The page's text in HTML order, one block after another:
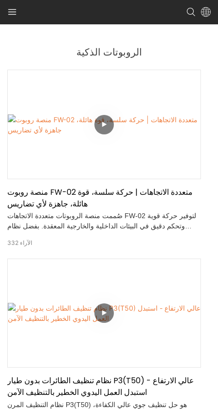
الروبوتات الذكية
منصة روبوت FW-02 متعددة الاتجاهات | حركة سلسة، قوة
هائلة، جاهزة لأي تضاريس
صُممت منصة الروبوتات متعددة الاتجاهات FW-02 لتوفير حركة قوية
وتحكم دقيق في البيئات الداخلية والخارجية المعقدة. بفضل نظام
سلسة، وانتقالات قطرية، ودوران ثابت في الموقع. بفضل قوتها
الدافعة القوية وقدرتها الفائقة على تجاوز العوائق، تتمتع FW-02 بقدرة
332 الآراء
نظام تنظيف الطائرات بدون طيار P3(T50) عالي الارتفاع -
استبدل العمل اليدوي الخطير بالتنظيف الآمن
نظام التنظيف المرن P3(T50) هو حل تنظيف جوي عالي الكفاءة،